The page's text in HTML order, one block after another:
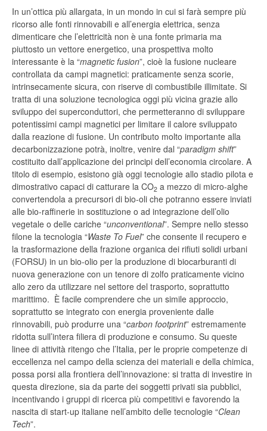
In un’ottica più allargata, in un mondo in cui si farà sempre più
ricorso alle fonti rinnovabili e all’energia elettrica, senza
dimenticare che l’elettricità non è una fonte primaria ma
piuttosto un vettore energetico, una prospettiva molto
interessante è la “magnetic fusion”, cioè la fusione nucleare
controllata da campi magnetici: praticamente senza scorie,
intrinsecamente sicura, con riserve di combustibile illimitate. Si
tratta di una soluzione tecnologica oggi più vicina grazie allo
sviluppo dei superconduttori, che permetteranno di sviluppare
potentissimi campi magnetici per limitare il calore sviluppato
dalla reazione di fusione. Un contributo molto importante alla
decarbonizzazione potrà, inoltre, venire dal “paradigm shift”
costituito dall’applicazione dei principi dell’economia circolare. A
titolo di esempio, esistono già oggi tecnologie allo stadio pilota e
dimostrativo capaci di catturare la CO2 a mezzo di micro-alghe
convertendola a precursori di bio-oli che potranno essere inviati
alle bio-raffinerie in sostituzione o ad integrazione dell’olio
vegetale o delle cariche “unconventional”. Sempre nello stesso
filone la tecnologia “Waste To Fuel” che consente il recupero e
la trasformazione della frazione organica dei rifiuti solidi urbani
(FORSU) in un bio-olio per la produzione di biocarburanti di
nuova generazione con un tenore di zolfo praticamente vicino
allo zero da utilizzare nel settore del trasporto, soprattutto
marittimo. È facile comprendere che un simile approccio,
soprattutto se integrato con energia proveniente dalle
rinnovabili, può produrre una “carbon footprint” estremamente
ridotta sull’intera filiera di produzione e consumo. Su queste
linee di attività ritengo che l’Italia, per le proprie competenze di
eccellenza nel campo della scienza dei materiali e della chimica,
possa porsi alla frontiera dell’innovazione: si tratta di investire in
questa direzione, sia da parte dei soggetti privati sia pubblici,
incentivando i gruppi di ricerca più competitivi e favorendo la
nascita di start-up italiane nell’ambito delle tecnologie “Clean
Tech”.